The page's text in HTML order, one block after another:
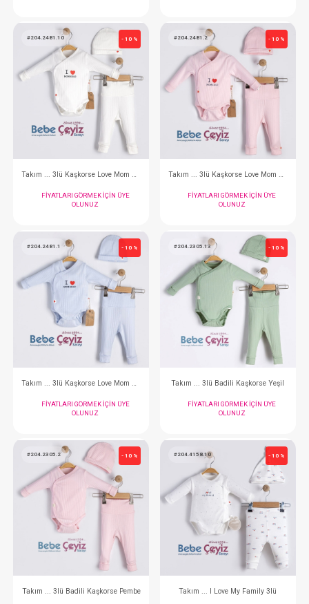
Takım ... 2li Spring Time
FIYATLARI GÖRMEK IÇIN ÜYE
OLUNUZ
FIYATLARI
#204.2481.10
Takım ... 3lü Kaşkorse Love Mom Dad Ekru
FIYATLARI GÖRMEK IÇIN ÜYE
OLUNUZ
FIYATLARI
#204.2481.1
OLUNUZ
#204.2305.13
Takım ... 3lü Badili
OLUNUZ